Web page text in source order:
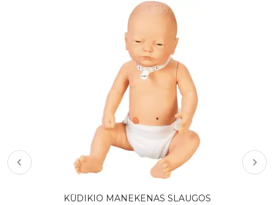
KŪDIKIO MANEKENAS SLAUGOS